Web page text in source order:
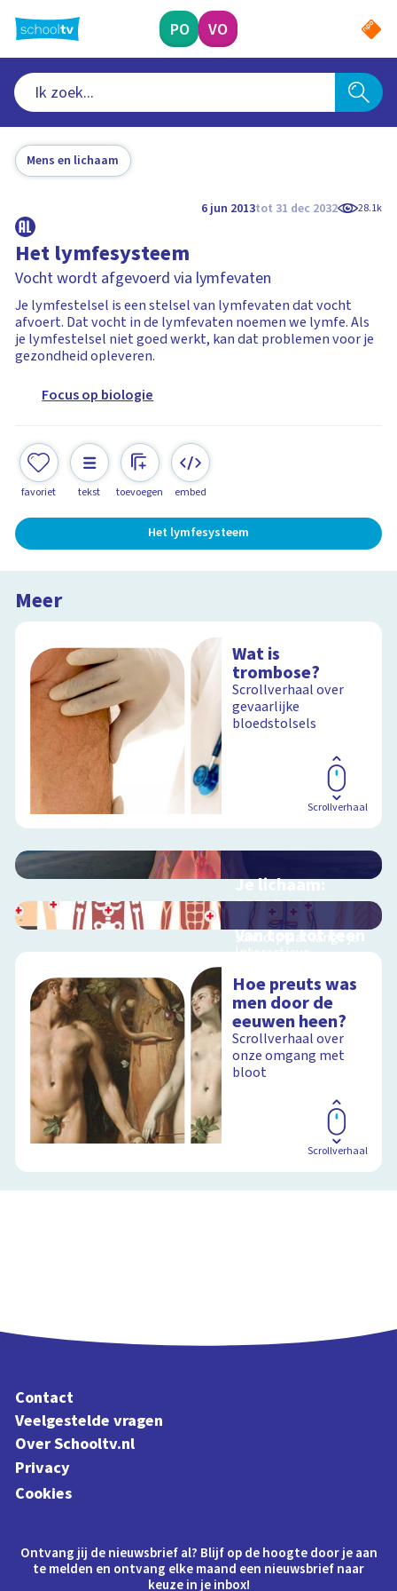
naar
hoofdinhoud
PO VO
Mens en lichaam
6 jun 2013tot 31 dec 2032 28.1k
Het lymfesysteem
Vocht wordt afgevoerd via lymfevaten
Je lymfestelsel is een stelsel van lymfevaten dat vocht
afvoert. Dat vocht in de lymfevaten noemen we lymfe. Als
je lymfestelsel niet goed werkt, kan dat problemen voor je
gezondheid opleveren.
Focus op biologie
favoriet tekst toevoegen embed
Het lymfesysteem
Meer
Wat is
trombose?
Scrollverhaal over
gevaarlijke
bloedstolsels
Scrollverhaal
Je lichaam:
organen
Interactieve
schoolplaat langs je
organen
Schoolplaat
Van top tot teen
Interactieve
menselijk lichaam
Schoolplaat
Hoe preuts was
men door de
eeuwen heen?
Scrollverhaal over
onze omgang met
bloot
Scrollverhaal
Contact
Veelgestelde vragen
Over Schooltv.nl
Privacy
Cookies
Ontvang jij de nieuwsbrief al? Blijf op de hoogte door je aan
te melden en ontvang elke maand een nieuwsbrief naar
keuze in je inbox!